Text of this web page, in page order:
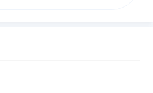
經創下一天銷售超過6000台
對於市場行業及消費者需求的
盤手領軍人物，為大家解密！